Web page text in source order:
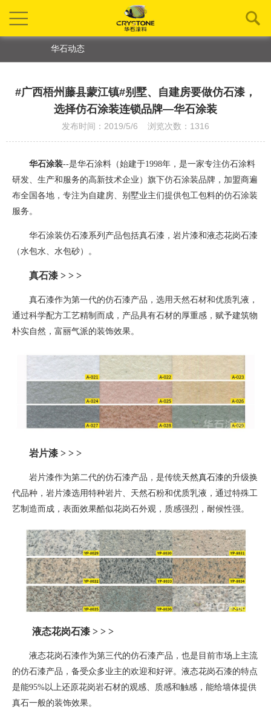
华石动态
#广西梧州藤县蒙江镇#别墅、自建房要做仿石漆，
选择仿石涂装连锁品牌—华石涂装
发布时间：2019/5/6 浏览次数：1316
华石涂装--是华石涂料（始建于1998年，是一家专注仿石涂料
研发、生产和服务的高新技术企业）旗下仿石涂装品牌 ， 加盟商遍
布全国各地，专注为自建房、别墅业主们提供包工包料的仿石涂装
服务。
华石涂装仿石漆系列产品包括真石漆，岩片漆和液态花岗石漆
（水包水、水包砂）。
真石漆 > > >
真石漆作为第一代的仿石漆产品，选用天然石材和优质乳液，
通过科学配方工艺精制而成，产品具有石材的厚重感，赋予建筑物
朴实自然，富丽气派的装饰效果。
岩片漆 > > >
岩片漆作为第二代的仿石漆产品，是传统天然真石漆的升级换
代品种 ， 岩片漆选用特种岩片、天然石粉和优质乳液，通过特殊工
艺制造而成，表面效果酷似花岗石外观，质感强烈，耐候性强。
液态花岗石漆 > > >
液态花岗石漆作为第三代的仿石漆产品，也是目前市场上主流
的仿石漆产品，备受众多业主的欢迎和好评。液态花岗石漆的特点
是能95%以上还原花岗岩石材的观感、质感和触感，能给墙体提供
真石一般的装饰效果。